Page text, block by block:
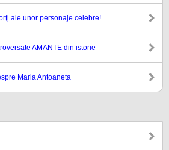
ale unor personaje celebre!
AMANTE din istorie
Maria Antoaneta